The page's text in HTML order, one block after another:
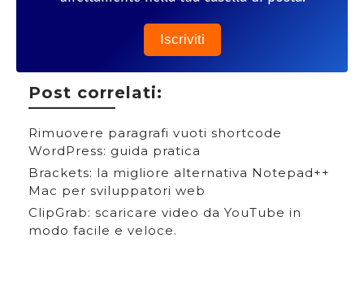
Iscriviti
Post correlati:
Rimuovere paragrafi vuoti shortcode
WordPress: guida pratica
Brackets: la migliore alternativa Notepad++
Mac per sviluppatori web
ClipGrab: scaricare video da YouTube in
modo facile e veloce.